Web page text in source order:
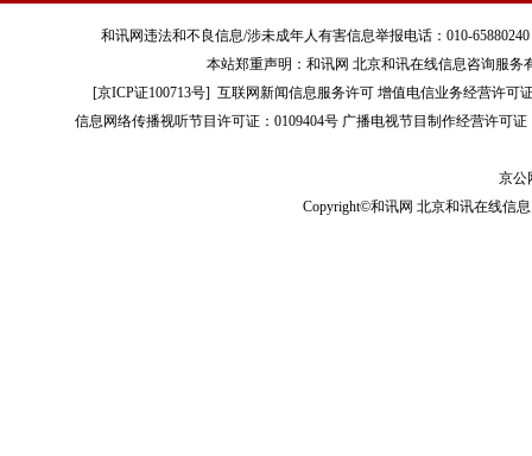
和讯网违法和不良信息/涉未成年人有害信息举报电话：010-
本站郑重声明：和讯网 北京和讯在线信息咨询服
[京ICP证100713号]互联网新闻信息服务许可 增值电信业务经营许可
信息网络传播视听节目许可证：0109404号 广播电视节目制作经营许可证
京公
Copyright©和讯网 北京和讯在线信